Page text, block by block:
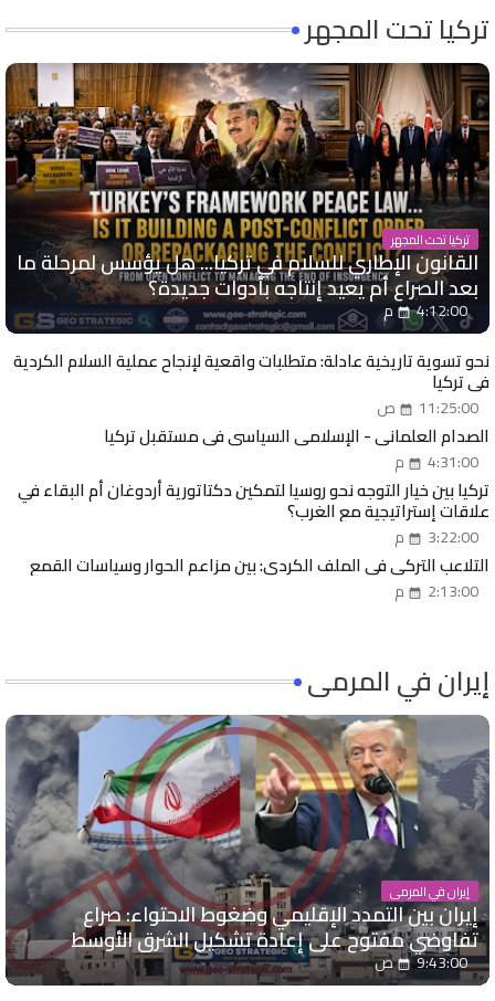
تركيا تحت المجهر
تركيا تحت المجهر
القانون الإطاري للسلام في تركيا... هل يؤسس لمرحلة ما
بعد الصراع أم يعيد إنتاجه بأدوات جديدة؟
4:12:00 م
نحو تسوية تاريخية عادلة: متطلبات واقعية لإنجاح عملية السلام الكردية
في تركيا
11:25:00 ص
الصدام العلماني - الإسلامي السياسي في مستقبل تركيا
4:31:00 م
تركيا بين خيار التوجه نحو روسيا لتمكين دكتاتورية أردوغان أم البقاء في
علاقات إستراتيجية مع الغرب؟
3:22:00 م
التلاعب التركي في الملف الكردي: بين مزاعم الحوار وسياسات القمع
2:13:00 م
إيران في المرمى
إيران في المرمى
إيران بين التمدد الإقليمي وضغوط الاحتواء: صراع
تفاوضي مفتوح على إعادة تشكيل الشرق الأوسط
9:43:00 ص